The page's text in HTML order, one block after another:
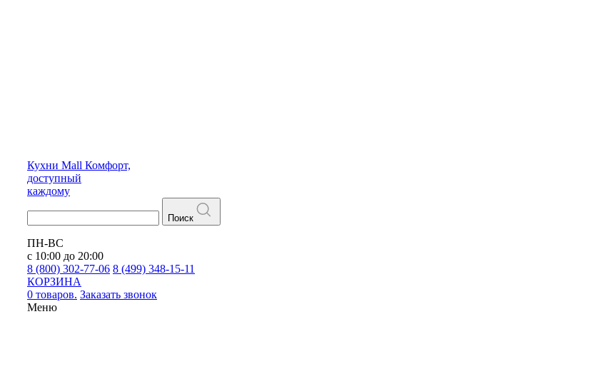
Кухни Mall Комфорт,
доступный
каждому
Поиск
ПН-ВС
с 10:00 до 20:00
8 (800) 302-77-06 8 (499) 348-15-11
КОРЗИНА
0 товаров. Заказать звонок
Меню